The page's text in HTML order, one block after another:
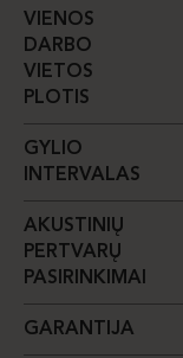
VIENOS
DARBO
VIETOS
PLOTIS
GYLIO
INTERVALAS
AKUSTINIŲ
PERTVARŲ
PASIRINKIMAI
GARANTIJA